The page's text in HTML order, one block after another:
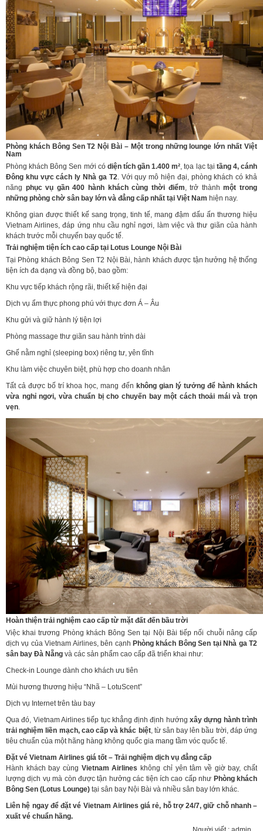
Phòng khách Bông Sen T2 Nội Bài – Một trong những lounge lớn nhất Việt
Nam
Phòng khách Bông Sen mới có diện tích gần 1.400 m², tọa lạc tại tầng 4, cánh
Đông khu vực cách ly Nhà ga T2. Với quy mô hiện đại, phòng khách có khả
năng phục vụ gần 400 hành khách cùng thời điểm, trở thànhmột trong
những phòng chờ sân bay lớn và đẳng cấp nhất tại Việt Nam hiện nay.
Không gian được thiết kế sang trọng, tinh tế, mang đậm dấu ấn thương hiệu
Vietnam Airlines, đáp ứng nhu cầu nghỉ ngơi, làm việc và thư giãn của hành
khách trước mỗi chuyến bay quốc tế.
Trải nghiệm tiện ích cao cấp tại Lotus Lounge Nội Bài
Tại Phòng khách Bông Sen T2 Nội Bài, hành khách được tận hưởng hệ thống
tiện ích đa dạng và đồng bộ, bao gồm:
Khu vực tiếp khách rộng rãi, thiết kế hiện đại
Dịch vụ ẩm thực phong phú với thực đơn Á – Âu
Khu gửi và giữ hành lý tiện lợi
Phòng massage thư giãn sau hành trình dài
Ghế nằm nghỉ (sleeping box) riêng tư, yên tĩnh
Khu làm việc chuyên biệt, phù hợp cho doanh nhân
Tất cả được bố trí khoa học, mang đến không gian lý tưởng để hành khách
vừa nghỉ ngơi, vừa chuẩn bị cho chuyến bay một cách thoải mái và trọn
vẹn.
Hoàn thiện trải nghiệm cao cấp từ mặt đất đến bầu trời
Việc khai trương Phòng khách Bông Sen tại Nội Bài tiếp nối chuỗi nâng cấp
dịch vụ của Vietnam Airlines, bên cạnh Phòng khách Bông Sen tại Nhà ga T2
sân bay Đà Nẵng và các sản phẩm cao cấp đã triển khai như:
Check-in Lounge dành cho khách ưu tiên
Mùi hương thương hiệu “Nhã – LotuScent”
Dịch vụ Internet trên tàu bay
Qua đó, Vietnam Airlines tiếp tục khẳng định định hướngxây dựng hành trình
trải nghiệm liền mạch, cao cấp và khác biệt, từ sân bay lên bầu trời, đáp ứng
tiêu chuẩn của một hãng hàng không quốc gia mang tầm vóc quốc tế.
Đặt vé Vietnam Airlines giá tốt – Trải nghiệm dịch vụ đẳng cấp
Hành khách bay cùng Vietnam Airlines không chỉ yên tâm về giờ bay, chất
lượng dịch vụ mà còn được tận hưởng các tiện ích cao cấp như Phòng khách
Bông Sen (Lotus Lounge) tại sân bay Nội Bài và nhiều sân bay lớn khác.
Liên hệ ngay để đặt vé Vietnam Airlines giá rẻ, hỗ trợ 24/7, giữ chỗ nhanh –
xuất vé chuẩn hãng.